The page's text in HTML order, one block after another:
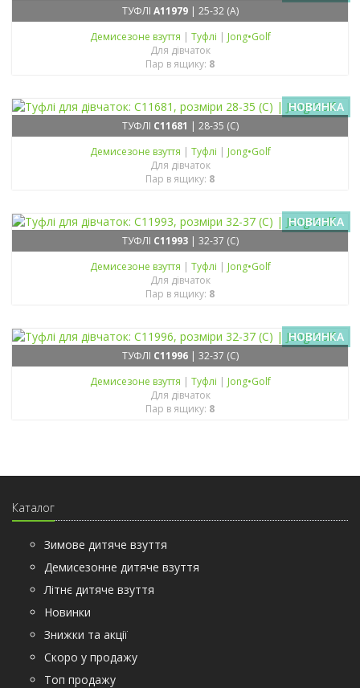
ТУФЛІ A11979| 25-32 (A)
Демисезонe взуття | Туфлі | Jong•Golf
Для дівчаток
Пар в ящику: 8
НОВИНКА
ТУФЛІ C11681 | 28-35 (C)
Демисезонe взуття | Туфлі | Jong•Golf
Для дівчаток
Пар в ящику: 8
НОВИНКА
ТУФЛІ C11993| 32-37 (C)
Демисезонe взуття | Туфлі | Jong•Golf
Для дівчаток
Пар в ящику: 8
НОВИНКА
ТУФЛІ C11996| 32-37 (C)
Демисезонe взуття | Туфлі | Jong•Golf
Для дівчаток
Пар в ящику: 8
Каталог
Зимове дитяче взуття
Демисезонне дитяче взуття
Літнє дитяче взуття
Новинки
Знижки та акції
Скоро у продажу
Топ продажу